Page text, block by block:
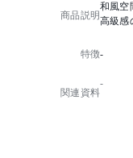
商品説明
和風空
高級感
特徴-
関連資料
-